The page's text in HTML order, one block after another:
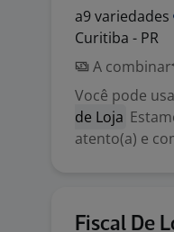
a9variedades
Curitiba - PR
A combinar
Você pode
de Loja
atento(a) e
Fiscal De